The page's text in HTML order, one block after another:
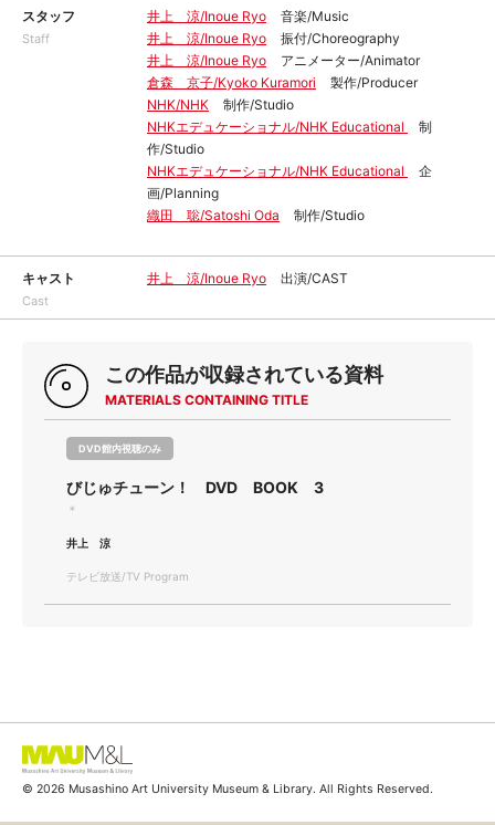
スタッフ
Staff
井上 涼/Inoue Ryo
音楽/Music
井上 涼/Inoue Ryo
振付/Choreography
井上 涼/Inoue Ryo
アニメーター/Animator
倉森 京子/Kyoko Kuramori
製作/Producer
NHK/NHK
制作/Studio
NHKエデュケーショナル/NHK Educational
制
作/Studio
NHKエデュケーショナル/NHK Educational
企
画/Planning
織田 聡/Satoshi Oda
制作/Studio
キャスト
Cast
井上 涼/Inoue Ryo 出演/CAST
この作品が収録されている資料
MATERIALS CONTAINING TITLE
DVD館内視聴のみ
びじゅチューン！ DVD BOOK 3
＊
井上 涼
テレビ放送/TV Program
© 2026 Musashino Art University Museum & Library. All Rights Reserved.